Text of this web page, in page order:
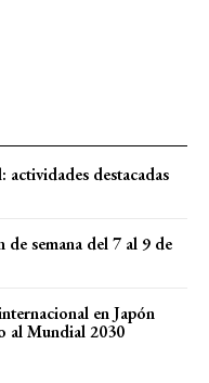
destacadas
semana del 7 al 9 de
en Japón
al Mundial 2030